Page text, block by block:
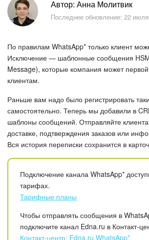
Безопасность в Битрикс24
С чего начать
AI в Битрикс24
Вайбкод
Лента Новостей
Проекты AI
Мессенджер
Календарь
Автор: Анна Молитвик
Последнее обновление: 22 июля
По правилам WhatsApp* только клиент
Исключение — шаблонные сообщения
Message), которые компания может
клиентам.
Раньше вам надо было регистрировать
самостоятельно. Теперь мы добавили в
шаблоны сообщений. Отправляйте
доставке, подтверждения заказов или
Вся история переписки сохранится в
Подключение канала WhatsApp*
тарифах.
Тарифные планы
Чтобы отправлять сообщения в
подключите канал Edna.ru в Контакт-
Контакт-центр: Edna.ru WhatsApp*